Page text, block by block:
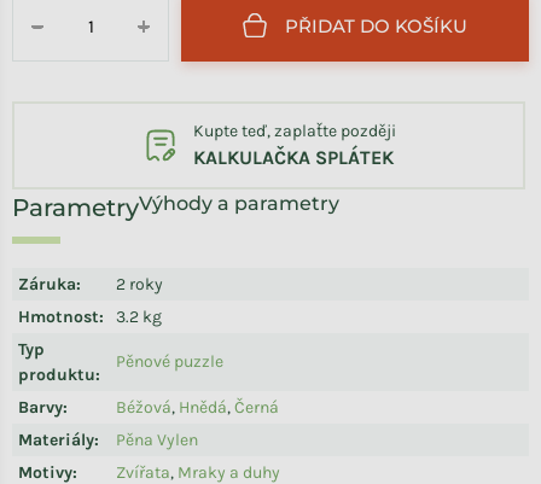
+
− PŘIDAT DO KOŠÍKU
Výhody a parametry
Záruka:
2 roky
Hmotnost:
3.2 kg
Typ
produktu:
Pěnové puzzle
Barvy: Béžová, Hnědá,Černá
Materiály:
Pěna Vylen
Motivy: Zvířata, Mraky a duhy
Kupte teď, zaplaťte později
KALKULAČKA SPLÁTEK